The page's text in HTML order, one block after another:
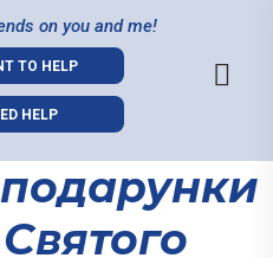
on you and me!
TO HELP
HELP
подарунки